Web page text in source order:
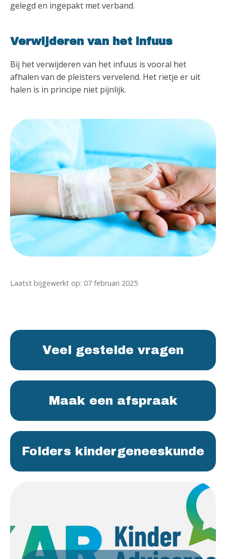
gelegd en ingepakt met verband.
Verwijderen van het infuus
Bij het verwijderen van het infuus is vooral het
afhalen van de pleisters vervelend. Het rietje er uit
halen is in principe niet pijnlijk.
Laatst bijgewerkt op: 07 februari 2025
Veel gestelde vragen
Maak een afspraak
Folders kindergeneeskunde